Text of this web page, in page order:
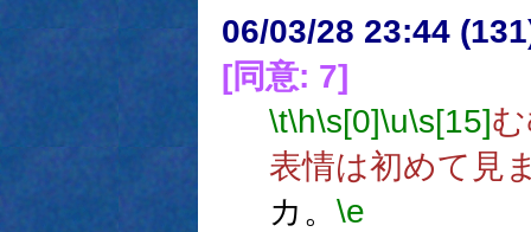
06/03/28 23:44
[同意: 7]
\t\h\s[0]\u\s[15]
表情は初めて見
カ。 \e